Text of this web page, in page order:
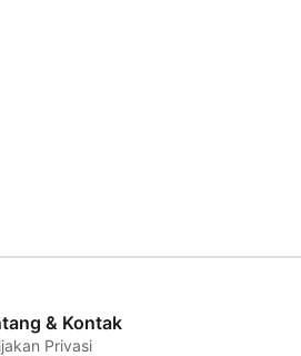
& Kontak
Privasi